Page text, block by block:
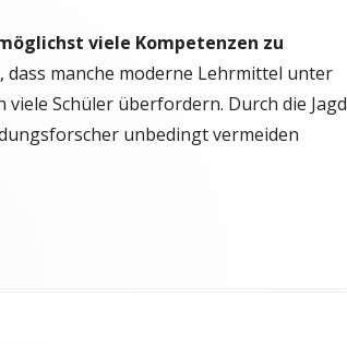
viele Kompetenzen zu
manche moderne Lehrmittel unter
Schüler überfordern. Durch die Jagd
unbedingt vermeiden